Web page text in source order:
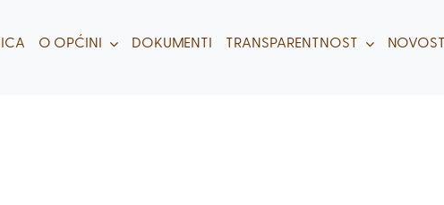
O OPĆINI DOKUMENTI TRANSPARENTNOST NOVOSTI